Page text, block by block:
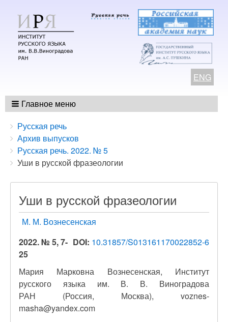
ENG
Главное меню
Breadcrumbs
You
are
here:
Русская речь
Архив выпусков
Русская речь. 2022. № 5
Уши в русской фразеологии
Уши в русской фразеологии
М. М. Вознесенская
DOI: 10.31857/S013161170022852-6
2022. № 5, 7-
25
Мария Марковна Вознесенская, Институт
русского языка им. В. В. Виноградова
РАН (Россия, Москва), voznes-
masha@yandex.com